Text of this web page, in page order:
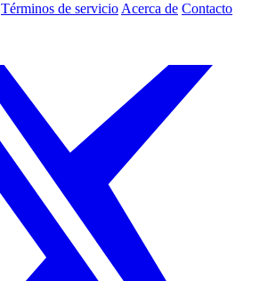
Términos de servicio Acerca de Contacto